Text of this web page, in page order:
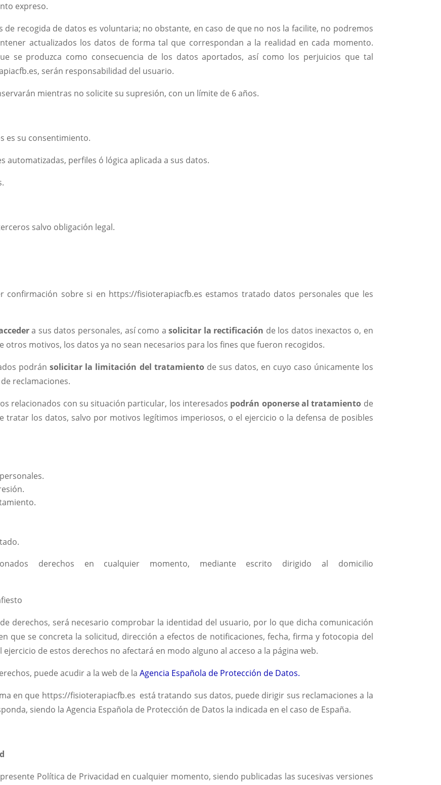
expreso.
recogida de datos es voluntaria; no obstante, en caso de que no nos la facilite, no podremos
actualizados los datos de forma tal que correspondan a la realidad en cada momento.
se produzca como consecuencia de los datos aportados, así como los perjuicios que tal
serán responsabilidad del usuario.
mientras no solicite su supresión, con un límite de 6 años.
es su consentimiento.
perfiles ó lógica aplicada a sus datos.
salvo obligación legal.
confirmación sobre si en https://fisioterapiacfb.es estamos tratado datos personales que les
a sus datos personales, así como asolicitar la rectificación de los datos inexactos o, en
otros motivos, los datos ya no sean necesarios para los fines que fueron recogidos.
podránsolicitar la limitación del tratamientode sus datos, en cuyo caso únicamente los
reclamaciones.
relacionados con su situación particular, los interesados podrán oponerse al tratamiento de
tratar los datos, salvo por motivos legítimos imperiosos, o el ejercicio o la defensa de posibles
derechos en cualquier momento, mediante escrito dirigido al domicilio
derechos, será necesario comprobar la identidad del usuario, por lo que dicha comunicación
que se concreta la solicitud, dirección a efectos de notificaciones, fecha, firma y fotocopia del
de estos derechos no afectará en modo alguno al acceso a la página web.
puede acudir a la web de laAgencia Española de Protección de Datos.
en que https://fisioterapiacfb.es está tratando sus datos, puede dirigir sus reclamaciones a la
siendo la Agencia Española de Protección de Datos la indicada en el caso de España.
Política de Privacidad en cualquier momento, siendo publicadas las sucesivas versiones